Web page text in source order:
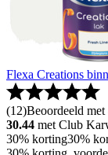
Flexa Creations
(12)Beoordeeld
30.44 met Club
30% korting30%